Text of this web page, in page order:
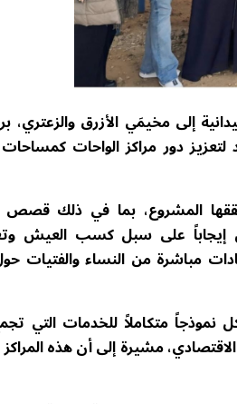
إلى مخيمَي الأزرق والزعتري،
دور مراكز الواحات كمساحات
حققها المشروع، بما في ذلك
إيجاباً على سبل كسب العيش
مباشرة من النساء والفتيات
نموذجاً متكاملاً للخدمات التي
الاقتصادي، مشيرة إلى أن هذه